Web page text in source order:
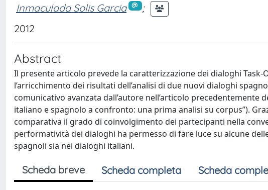
Inmaculada Solis Garcia
;
2012
Abstract
Il presente articolo prevede la caratterizzazione dei dialoghi
l’arricchimento dei risultati dell’analisi di due nuovi dialoghi
comunicativo avanzata dall’autore nell’articolo
italiano e spagnolo a confronto: una prima analisi su corpus”).
comparativa il grado di coinvolgimento dei partecipanti nella
performatività dei dialoghi ha permesso di fare luce su alcune
spagnoli sia nei dialoghi italiani.
Scheda breve Scheda completa Scheda